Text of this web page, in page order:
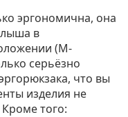
эргономична, она
в
(М-
серьёзно
что вы
изделия не
того: